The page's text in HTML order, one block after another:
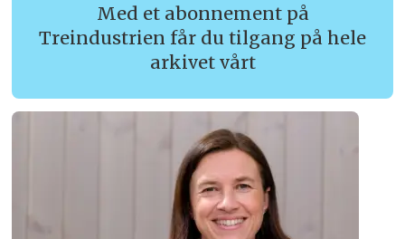
Med et abonnement på
Treindustrien får du tilgang på hele
arkivet vårt